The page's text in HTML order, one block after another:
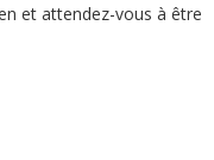
et attendez-vous à être